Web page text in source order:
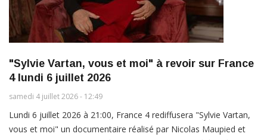
"Sylvie Vartan, vous et moi" à revoir sur France
4 lundi 6 juillet 2026
samedi 4 juillet 2026 - 12:49
Lundi 6 juillet 2026 à 21:00, France 4 rediffusera "Sylvie Vartan,
vous et moi" un documentaire réalisé par Nicolas Maupied et